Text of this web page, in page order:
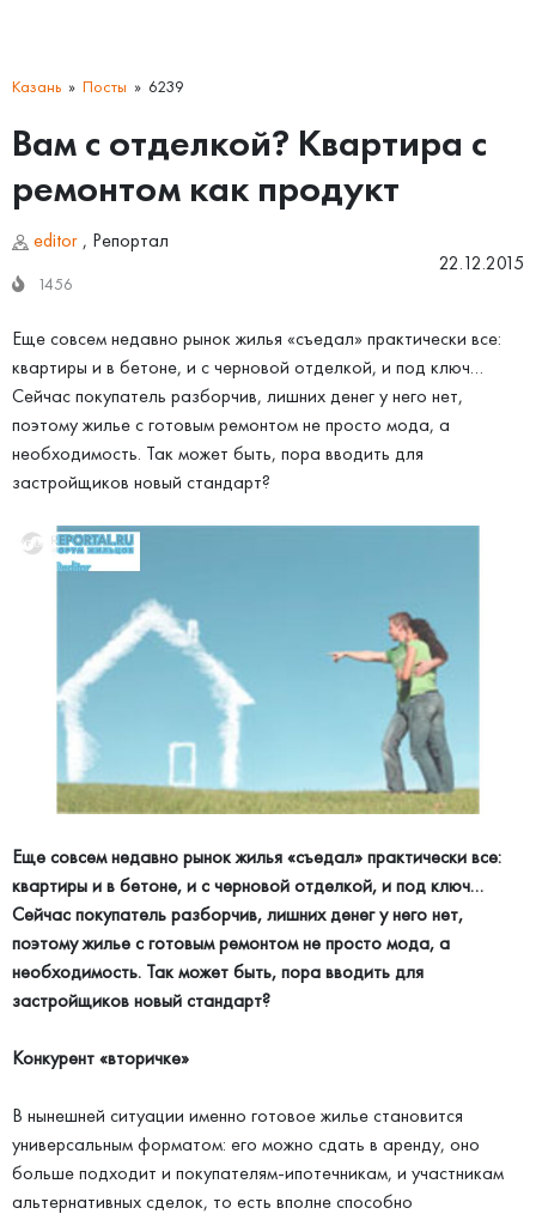
Казань Посты 6239
Вам с отделкой? Квартира с
ремонтом как продукт
editor , Репортал
22.12.2015
1456
Еще совсем недавно рынок жилья «съедал» практически все:
квартиры и в бетоне, и с черновой отделкой, и под ключ…
Сейчас покупатель разборчив, лишних денег у него нет,
поэтому жилье с готовым ремонтом не просто мода, а
необходимость. Так может быть, пора вводить для
застройщиков новый стандарт?
Еще совсем недавно рынок жилья «съедал» практически все:
квартиры и в бетоне, и с черновой отделкой, и под ключ…
Сейчас покупатель разборчив, лишних денег у него нет,
поэтому жилье с готовым ремонтом не просто мода, а
необходимость. Так может быть, пора вводить для
застройщиков новый стандарт?
Конкурент «вторичке»
В нынешней ситуации именно готовое жилье становится
универсальным форматом: его можно сдать в аренду, оно
больше подходит и покупателям-ипотечникам, и участникам
альтернативных сделок, то есть вполне способно